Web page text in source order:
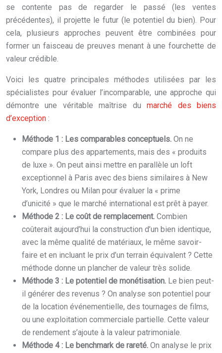
se contente pas de regarder le passé (les ventes
précédentes), il projette le futur (le potentiel du bien). Pour
cela, plusieurs approches peuvent être combinées pour
former un faisceau de preuves menant à une fourchette de
valeur crédible.
Voici les quatre principales méthodes utilisées par les
spécialistes pour évaluer l’incomparable, une approche qui
démontre une véritable maîtrise dumarché des biens
d’exception :
Méthode 1 : Les comparables conceptuels. On ne
compare plus des appartements, mais des « produits
de luxe ». On peut ainsi mettre en parallèle un loft
exceptionnel à Paris avec des biens similaires à New
York, Londres ou Milan pour évaluer la « prime
d’unicité » que le marché international est prêt à payer.
Méthode 2 : Le coût de remplacement. Combien
coûterait aujourd’hui la construction d’un bien identique,
avec la même qualité de matériaux, le même savoir-
faire et en incluant le prix d’un terrain équivalent ? Cette
méthode donne un plancher de valeur très solide.
Méthode 3 : Le potentiel de monétisation. Le bien peut-
il générer des revenus ? On analyse son potentiel pour
de la location événementielle, des tournages de films,
ou une exploitation commerciale partielle. Cette valeur
de rendement s’ajoute à la valeur patrimoniale.
Méthode 4 : Le benchmark de rareté. On analyse le prix